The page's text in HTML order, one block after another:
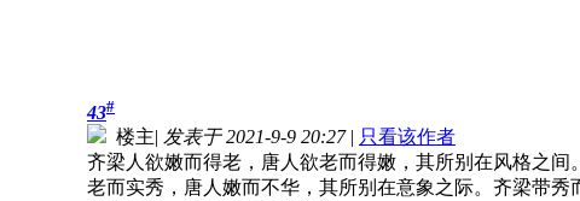
43#
楼主| 发表于 2021-9-9 20:27 | 只看该作者
齐梁人欲嫩而得老，唐人欲老而得嫩，其所别在风格之间
老而实秀，唐人嫩而不华，其所别在意象之际。齐梁带秀